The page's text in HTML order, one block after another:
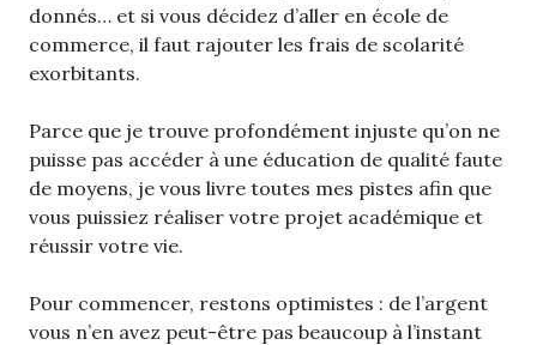
donnés… et si vous décidez d’aller en école de
commerce, il faut rajouter les frais de scolarité
exorbitants.
Parce que je trouve profondément injuste qu’on ne
puisse pas accéder à une éducation de qualité faute
de moyens, je vous livre toutes mes pistes afin que
vous puissiez réaliser votre projet académique et
réussir votre vie.
Pour commencer, restons optimistes : de l’argent
vous n’en avez peut-être pas beaucoup à l’instant